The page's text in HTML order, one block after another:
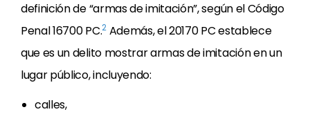
definición de “armas de imitación”, según el Código
Penal 16700 PC.2Además, el 20170 PC establece
que es un delito mostrar armas de imitación en un
lugar público, incluyendo:
calles,